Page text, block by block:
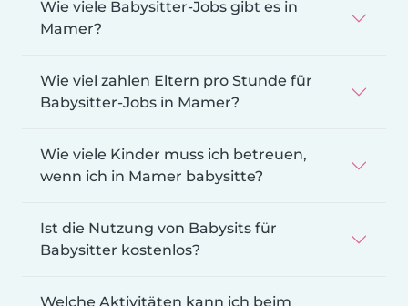
Wie viele Babysitter-Jobs gibt es in
Mamer?
Wie viel zahlen Eltern pro Stunde für
Babysitter-Jobs in Mamer?
Wie viele Kinder muss ich betreuen,
wenn ich in Mamer babysitte?
Ist die Nutzung von Babysits für
Babysitter kostenlos?
Welche Aktivitäten kann ich beim